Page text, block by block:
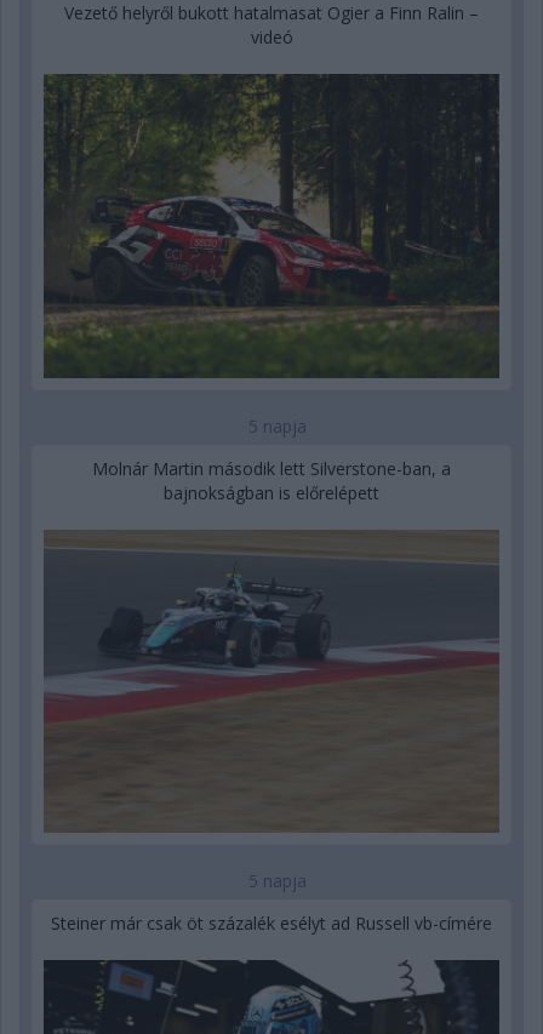
Vezető helyről bukott hatalmasat Ogier a Finn Ralin –
videó
5 napja
Molnár Martin második lett Silverstone-ban, a
bajnokságban is előrelépett
5 napja
Steiner már csak öt százalék esélyt ad Russell vb-címére